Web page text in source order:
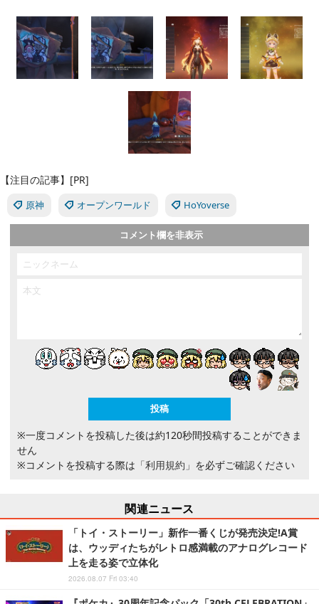
【注目の記事】[PR]
原神 オープンワールド HoYoverse
コメント欄を非表示
※一度コメントを投稿した後は約120秒間投稿することができま
せん
※コメントを投稿する際は 「利用規約」 を必ずご確認ください
関連ニュース
「トイ・ストーリー」新作一番くじが発売決定!A賞
は、ウッディたちがレトロ感満載のアナログレコード
上を走る姿で立体化
2026.08.07 Fri 03:40